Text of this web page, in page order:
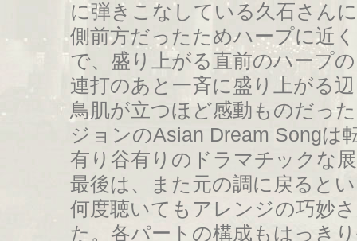
に弾きこなしている久石さん
側前方だったためハープに近
で、盛り上がる直前のハープ
連打のあと一斉に盛り上がる
鳥肌が立つほど感動ものだっ
ジョンのAsian Dream Songは
有り谷有りのドラマチックな
最後は、また元の調に戻ると
何度聴いてもアレンジの巧妙
た。各パートの構成もはっき